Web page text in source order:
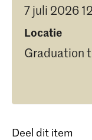
7 juli 2026
Locatie
Graduation
Deel dit item